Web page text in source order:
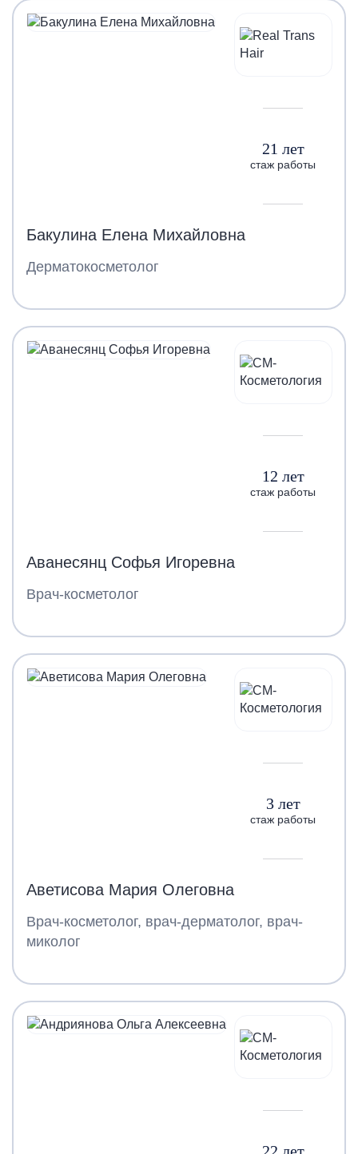
21 лет
стаж работы
Бакулина Елена Михайловна
Дерматокосметолог
12 лет
стаж работы
Аванесянц Софья Игоревна
Врач-косметолог
3 лет
стаж работы
Аветисова Мария Олеговна
Врач-косметолог, врач-дерматолог, врач-
миколог
22 лет